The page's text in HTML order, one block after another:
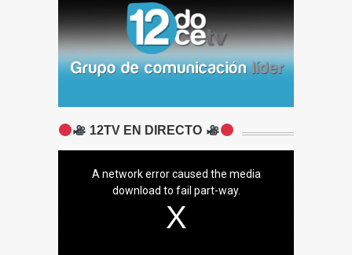
12TV EN DIRECTO
A network error caused the media
download to fail part-way.